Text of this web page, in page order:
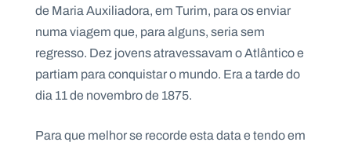
de Maria Auxiliadora, em Turim, para os enviar
numa viagem que, para alguns, seria sem
regresso. Dez jovens atravessavam o Atlântico e
partiam para conquistar o mundo. Era a tarde do
dia 11 de novembro de 1875.
Para que melhor se recorde esta data e tendo em
A
g
e
n
a
C
o
n
c
s